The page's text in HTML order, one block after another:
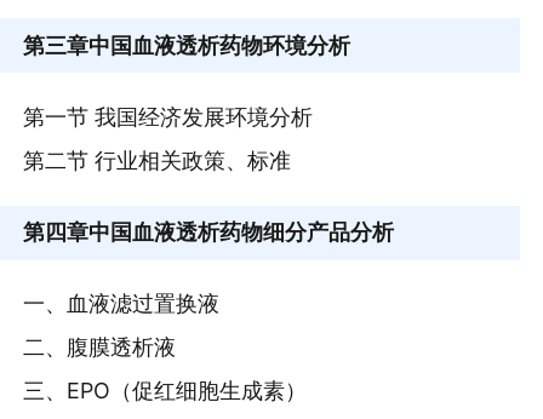
第三章中国血液透析药物环境分析
第一节 我国经济发展环境分析
第二节 行业相关政策、标准
第四章中国血液透析药物细分产品分析
一、血液滤过置换液
二、腹膜透析液
三、EPO（促红细胞生成素）